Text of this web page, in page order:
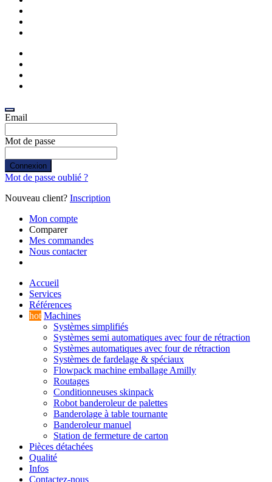
Email
Mot de passe
Connexion
Mot de passe oublié ?
Nouveau client? Inscription
Mon compte
Comparer
Mes commandes
Nous contacter
Accueil
Services
Références
hot Machines
Systèmes simplifiés
Systèmes semi automatiques avec four de rétraction
Systèmes automatiques avec four de rétraction
Systèmes de fardelage & spéciaux
Flowpack machine emballage Amilly
Routages
Conditionneuses skinpack
Robot banderoleur de palettes
Banderolage à table tournante
Banderoleur manuel
Station de fermeture de carton
Pièces détachées
Qualité
Infos
Contactez-nous